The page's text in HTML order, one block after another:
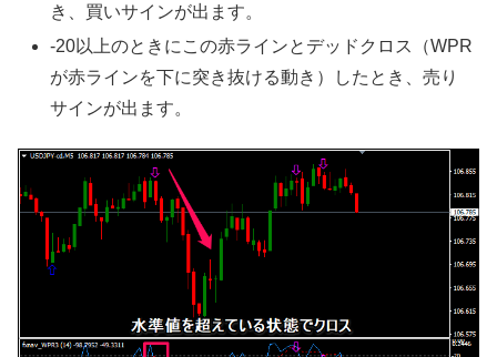
き、買いサインが出ます。
-20以上のときにこの赤ラインとデッドクロス（WPR
が赤ラインを下に突き抜ける動き）したとき、売り
サインが出ます。